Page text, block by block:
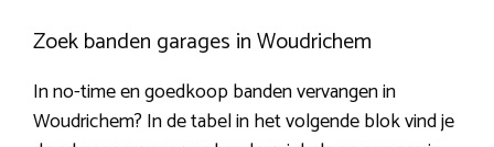
Zoek banden garages in Woudrichem
In no-time en goedkoop banden vervangen in
Woudrichem? In de tabel in het volgende blok vind je